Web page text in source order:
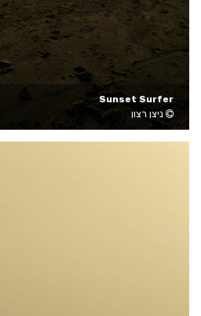
Sunset Surfer
ניצן רצון